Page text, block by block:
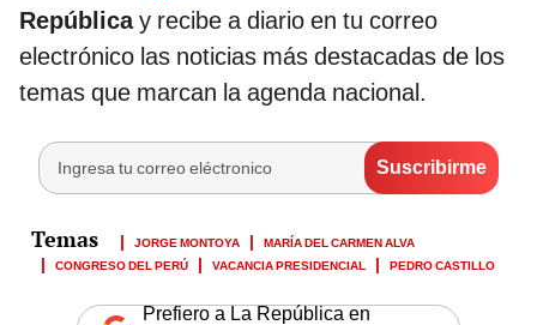
Repúblicay recibe a diario en tu correo
electrónico las noticias más destacadas de los
temas que marcan la agenda nacional.
JORGE MONTOYA
MARÍA DEL CARMEN ALVA
CONGRESO DEL PERÚ
VACANCIA PRESIDENCIAL PEDRO CASTILLO
Prefiero a La República en